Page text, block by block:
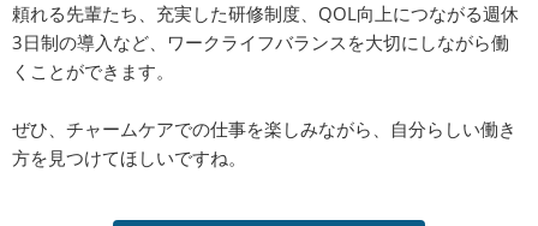
頼れる先輩たち、充実した研修制度、QOL向上につながる週休
3日制の導入など、ワークライフバランスを大切にしながら働
くことができます。
ぜひ、チャームケアでの仕事を楽しみながら、自分らしい働き
方を見つけてほしいですね。